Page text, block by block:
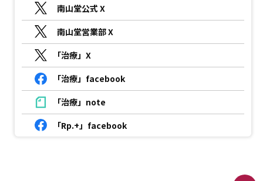
南山堂公式 X
南山堂営業部 X
「治療」X
「治療」facebook
「治療」note
「Rp.+」facebook